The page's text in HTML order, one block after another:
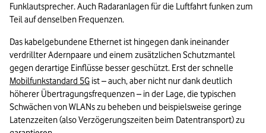
Funklautsprecher. Auch Radaranlagen für die Luftfahrt funken zum
Teil auf denselben Frequenzen.
Das kabelgebundene Ethernet ist hingegen dank ineinander
verdrillter Adernpaare und einem zusätzlichen Schutzmantel
Mobilfunkstandard 5G ist – auch, aber nicht nur dank deutlich
höherer Übertragungsfrequenzen – in der Lage, die typischen
Schwächen von WLANs zu beheben und beispielsweise geringe
Latenzzeiten (also Verzögerungszeiten beim Datentransport) zu